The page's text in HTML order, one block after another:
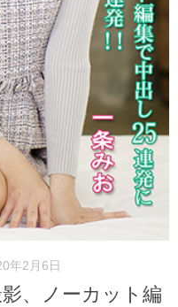
年2月6日
、ノーカット編